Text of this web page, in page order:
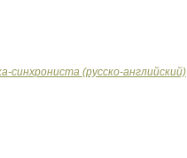
синхрониста (русско-английский)